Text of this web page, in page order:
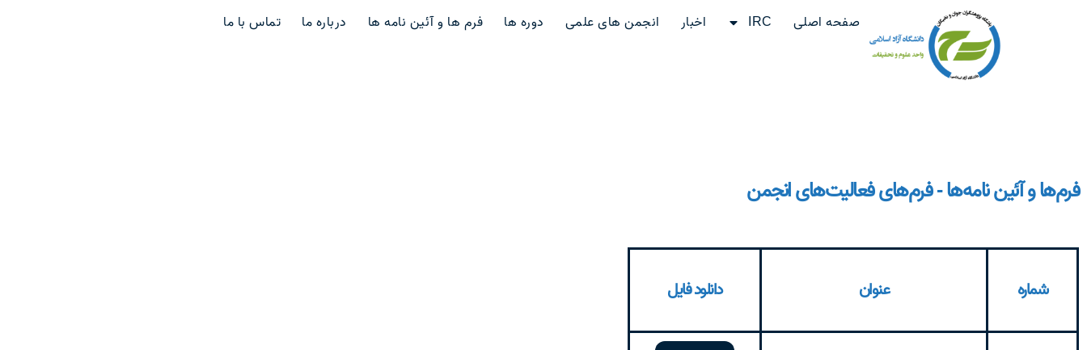
صفحه اصلی IRC اخبار انجمن های علمی دوره ها فرم ها و آئین نامه ها درباره ما تماس با ما
فرم‌ها و آئین نامه‌ها - فرم‌های فعالیت‌های انجمن
شماره عنوان دانلود فایل